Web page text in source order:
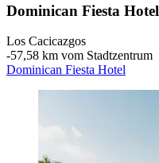
Dominican Fiesta Hotel
Los Cacicazgos
‐57,58 km vom Stadtzentrum
Dominican Fiesta Hotel